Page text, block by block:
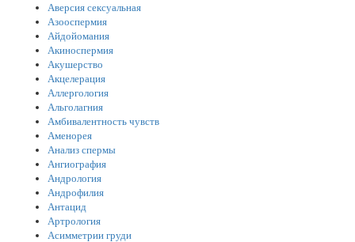
Аверсия сексуальная
Азооспермия
Айдойомания
Акиноспермия
Акушерство
Акцелерация
Аллергология
Альголагния
Амбивалентность чувств
Аменорея
Анализ спермы
Ангиография
Андрология
Андрофилия
Антацид
Артрология
Асимметрии груди